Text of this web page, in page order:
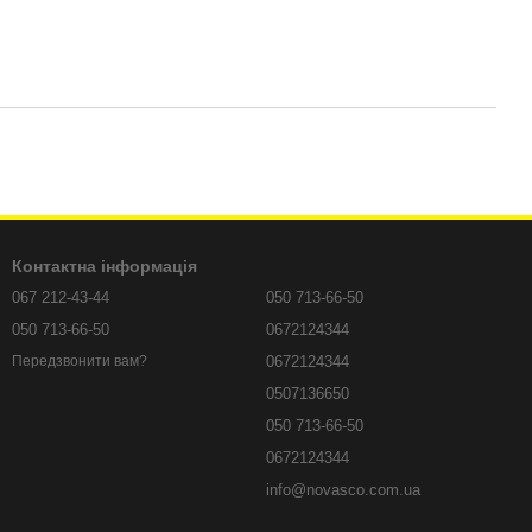
Контактна інформація
067 212-43-44
050 713-66-50
Передзвонити вам?
050 713-66-50
0672124344
0672124344
0507136650
050 713-66-50
0672124344
info@novasco.com.ua